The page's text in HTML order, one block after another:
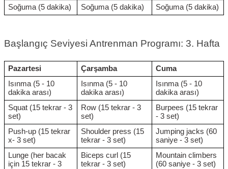
Soğuma (5 dakika)
Soğuma (5 dakika) Soğuma (5 dakika)
Başlangıç Seviyesi Antrenman Programı: 3. Hafta
Pazartesi Çarşamba
Cuma
Isınma (5 - 10
dakika arası)
Isınma (5 - 10
dakika arası)
Isınma (5 - 10
dakika arası)
Squat (15 tekrar - 3
set)
Row (15 tekrar - 3
set)
Burpees (15 tekrar
- 3 set)
Push-up (15 tekrar
x- 3 set)
Shoulder press (15
tekrar - 3 set)
Jumping jacks (60
saniye - 3 set)
Lunge (her bacak
için 15 tekrar - 3
Biceps curl (15
tekrar - 3 set)
Mountain climbers
(60 saniye - 3 set)